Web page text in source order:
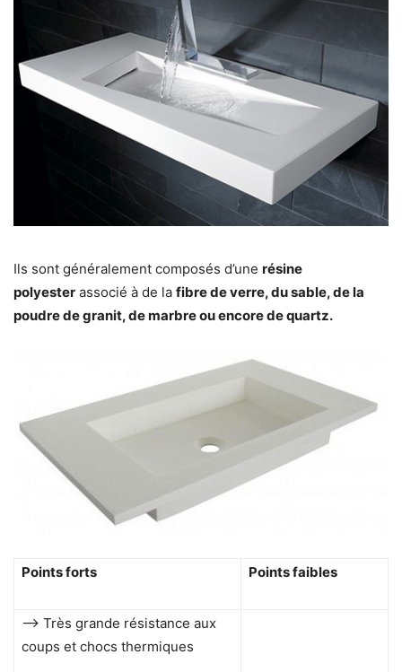
Ils sont généralement composés d’une résine
polyester associé à de la fibre de verre, du sable, de la
poudre de granit, de marbre ou encore de quartz.
Points forts Points faibles
–> Très grande résistance aux
coups et chocs thermiques